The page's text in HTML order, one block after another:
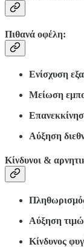
Πιθανά οφέλη:
Ενίσχυση
Μείωση
Αύξηση
Κίνδυνοι &
Αύξηση
Κίνδυνος